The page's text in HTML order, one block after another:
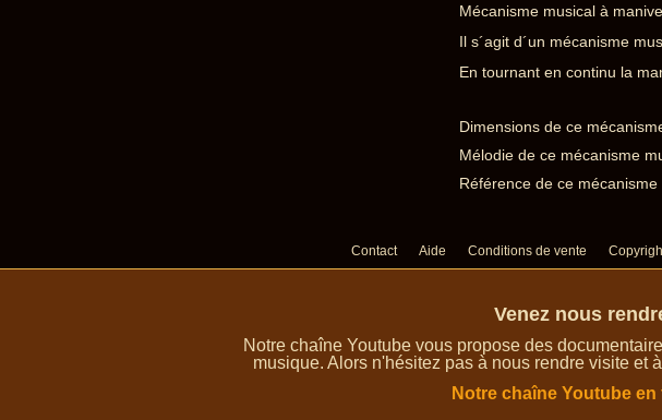
Mécanisme musical à
Il s´agit d´un mécanisme
En tournant en continu la
Dimensions de ce
Mélodie de ce mécanisme
Référence de ce
Contact Aide Conditions de vente
Venez nous
Notre chaîne Youtube vous propose des
musique. Alors n'hésitez pas à nous rendre visite et
Notre chaîne Youtube